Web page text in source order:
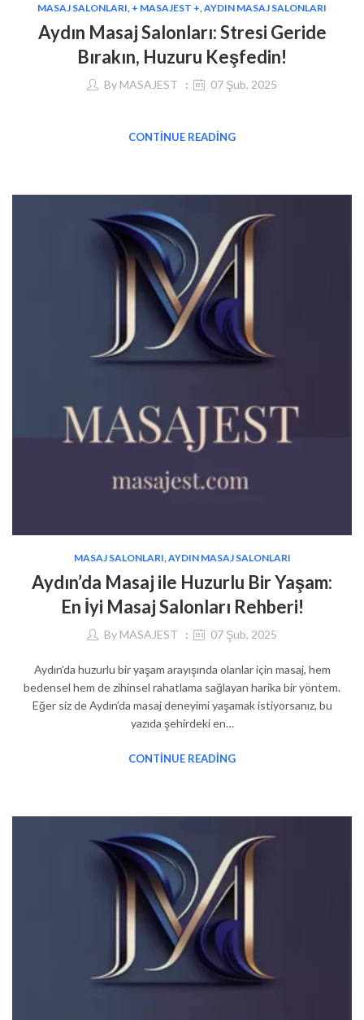
MASAJ SALONLARI + MASAJEST + AYDIN MASAJ SALONLARI
Aydın Masaj Salonları: Stresi Geride
Bırakın, Huzuru Keşfedin!
By MASAJEST 07 Şub, 2025
CONTINUE READING
MASAJ SALONLARI AYDIN MASAJ SALONLARI
Aydın’da Masaj ile Huzurlu Bir Yaşam:
En İyi Masaj Salonları Rehberi!
By MASAJEST 07 Şub, 2025
Aydın’da huzurlu bir yaşam arayışında olanlar için masaj, hem
bedensel hem de zihinsel rahatlama sağlayan harika bir yöntem.
Eğer siz de Aydın’da masaj deneyimi yaşamak istiyorsanız, bu
yazıda şehirdeki en…
CONTINUE READING